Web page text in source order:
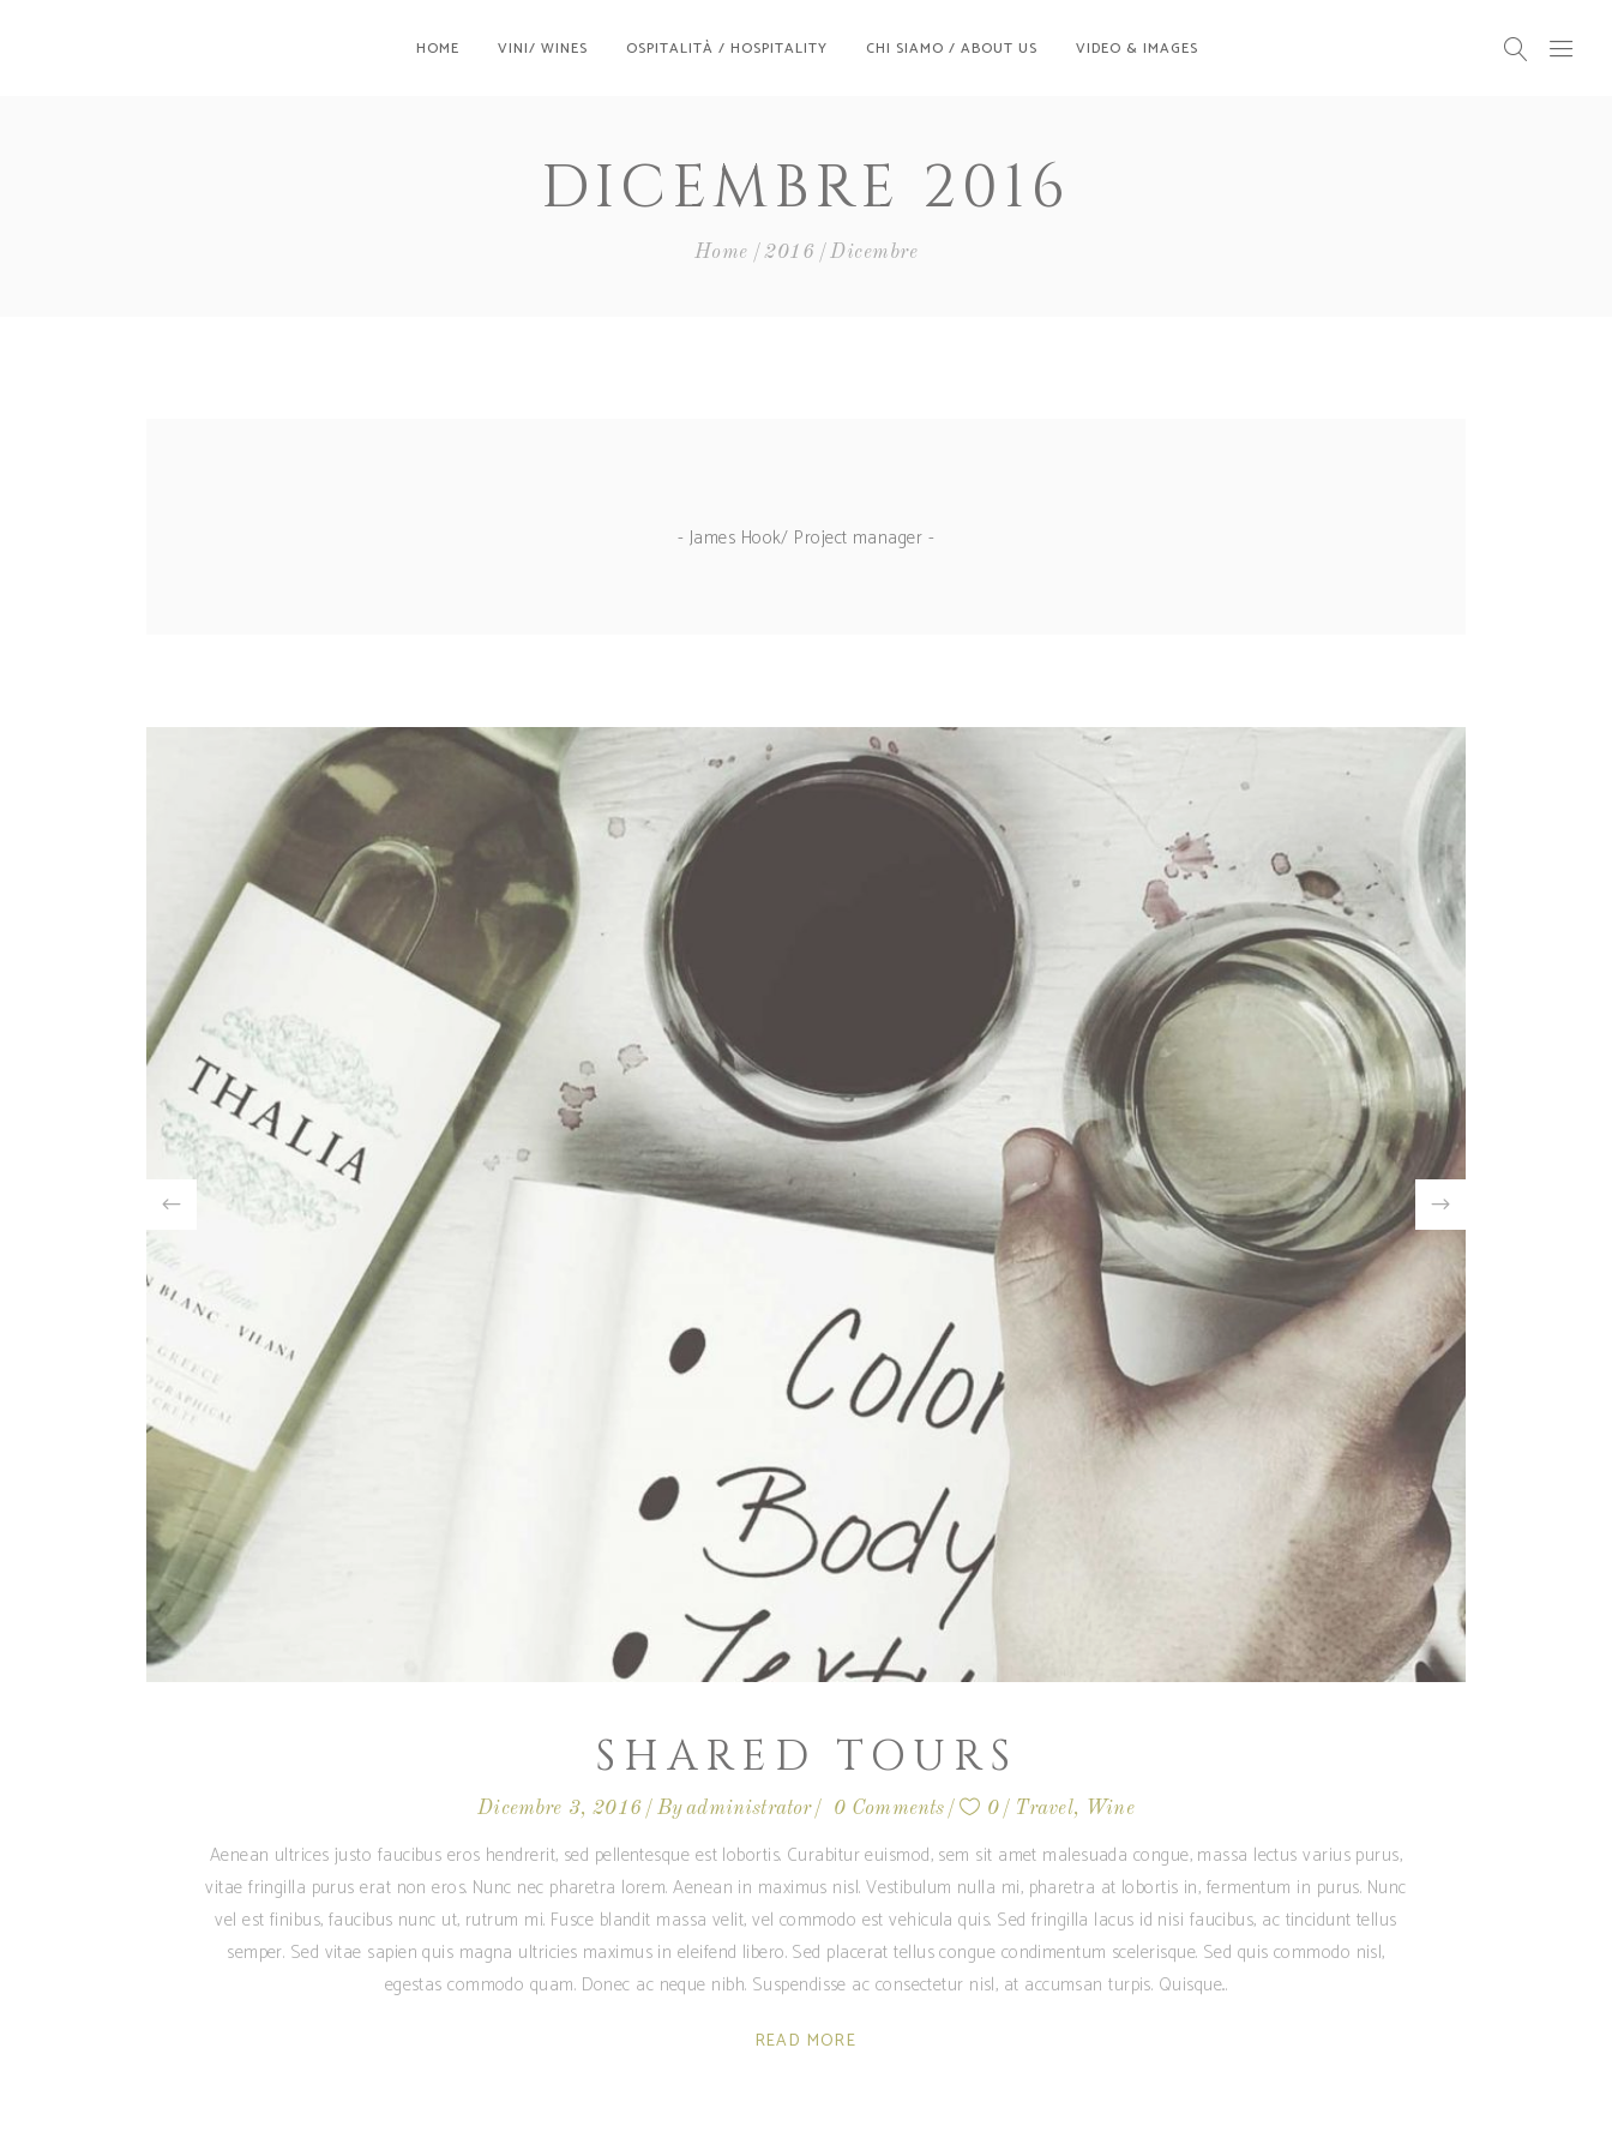
HOME VINI/ WINES OSPITALITÀ / HOSPITALITY CHI SIAMO / ABOUT US VIDEO & IMAGES
DICEMBRE 2016
Home 2016 Dicembre
- James Hook/ Project manager -
SHARED TOURS
Dicembre 3, 2016 Byadministrator 0 Comments 0 Travel, Wine
Aenean ultrices justo faucibus eros hendrerit, sed pellentesque est lobortis. Curabitur euismod, sem sit amet malesuada congue, massa lectus varius purus,
vitae fringilla purus erat non eros. Nunc nec pharetra lorem. Aenean in maximus nisl. Vestibulum nulla mi, pharetra at lobortis in, fermentum in purus. Nunc
vel est finibus, faucibus nunc ut, rutrum mi. Fusce blandit massa velit, vel commodo est vehicula quis. Sed fringilla lacus id nisi faucibus, ac tincidunt tellus
semper. Sed vitae sapien quis magna ultricies maximus in eleifend libero. Sed placerat tellus congue condimentum scelerisque. Sed quis commodo nisl,
egestas commodo quam. Donec ac neque nibh. Suspendisse ac consectetur nisl, at accumsan turpis. Quisque
READ MORE